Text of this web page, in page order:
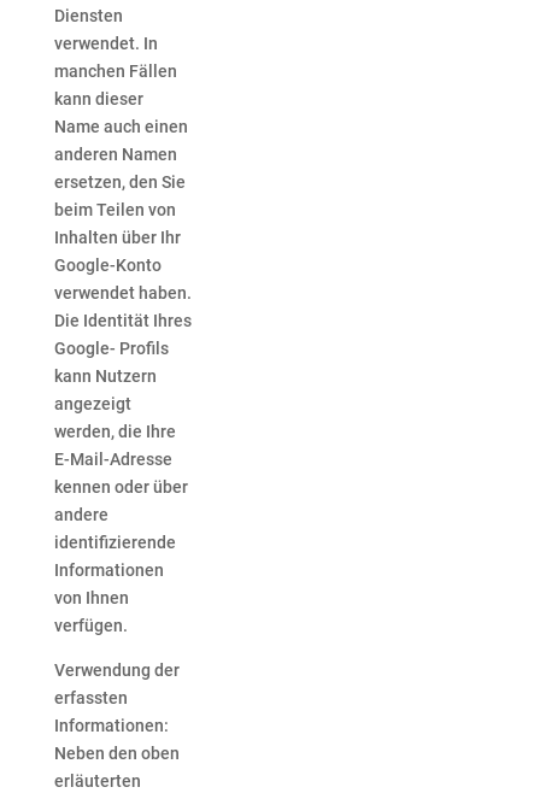
Diensten
verwendet. In
manchen Fällen
kann dieser
Name auch einen
anderen Namen
ersetzen, den Sie
beim Teilen von
Inhalten über Ihr
Google-Konto
verwendet haben.
Die Identität Ihres
Google- Profils
kann Nutzern
angezeigt
werden, die Ihre
E-Mail-Adresse
kennen oder über
andere
identifizierende
Informationen
von Ihnen
verfügen.
Verwendung der
erfassten
Informationen:
Neben den oben
erläuterten